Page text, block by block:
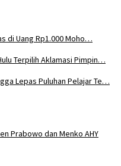
di Uang Rp1.000 Moho…
Terpilih Aklamasi Pimpin…
Lepas Puluhan Pelajar Te…
Prabowo dan Menko AHY